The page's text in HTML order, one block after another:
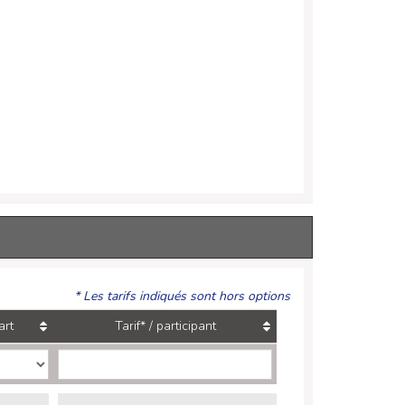
* Les tarifs indiqués sont hors options
Tarif* / participant